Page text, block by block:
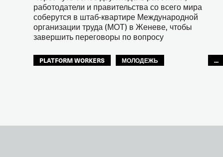
работодатели и правительства со всего мира
соберутся в штаб-квартире Международной
организации труда (МОТ) в Женеве, чтобы
завершить переговоры по вопросу
PLATFORM WORKERS
МОЛОДЕЖЬ
...